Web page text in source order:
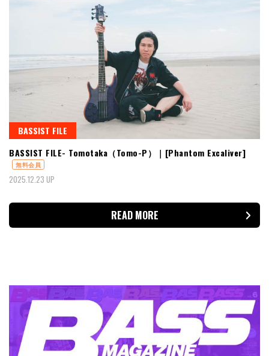
BASSIST FILE
BASSIST FILE- Tomotaka（Tomo-P）｜[Phantom Excaliver]
無料会員
2025.12.23 UP
READ MORE